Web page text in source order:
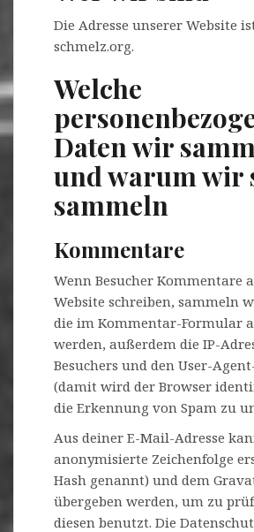
Die Adresse unserer Website
schmelz.org.
Welche
Daten wir
und warum wir
sammeln
Kommentare
Wenn Besucher Kommentare
Website schreiben, sammeln
die im Kommentar-Formular
werden, außerdem die IP-
Besuchers und den User-
(damit wird der Browser
die Erkennung von Spam zu
Aus deiner E-Mail-Adresse
anonymisierte Zeichenfolge
Hash genannt) und dem
übergeben werden, um zu
diesen benutzt. Die